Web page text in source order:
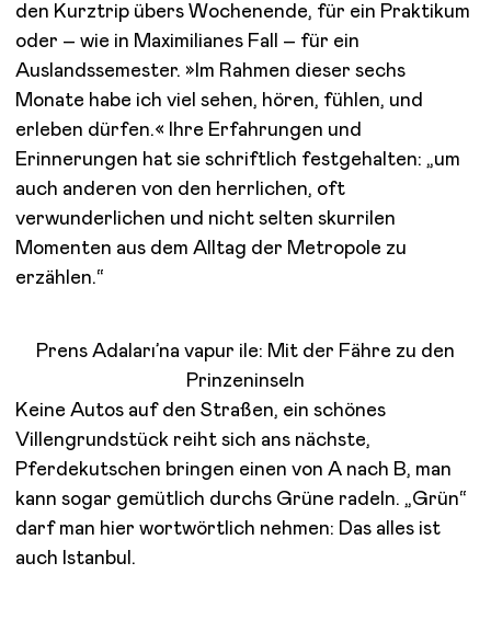
den Kurztrip übers Wochenende, für ein Praktikum
oder – wie in Maximilianes Fall – für ein
Auslandssemester. »Im Rahmen dieser sechs
Monate habe ich viel sehen, hören, fühlen, und
erleben dürfen.« Ihre Erfahrungen und
Erinnerungen hat sie schriftlich festgehalten: „um
auch anderen von den herrlichen, oft
verwunderlichen und nicht selten skurrilen
Momenten aus dem Alltag der Metropole zu
erzählen.“
Prens Adaları’na vapur ile: Mit der Fähre zu den
Prinzeninseln
Keine Autos auf den Straßen, ein schönes
Villengrundstück reiht sich ans nächste,
Pferdekutschen bringen einen von A nach B, man
kann sogar gemütlich durchs Grüne radeln. „Grün“
darf man hier wortwörtlich nehmen: Das alles ist
auch Istanbul.